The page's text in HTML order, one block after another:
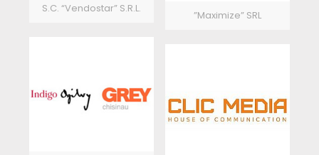
S.C. “Vendostar” S.R.L.
”Maximize” SRL